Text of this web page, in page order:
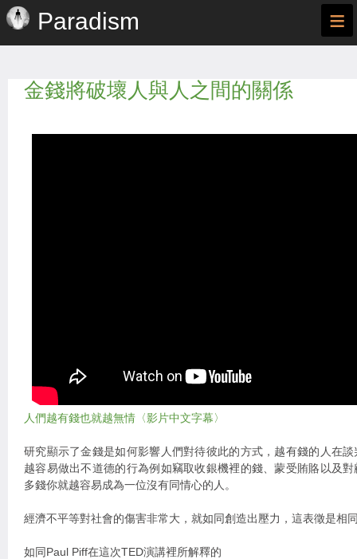
Paradism ≡
金錢將破壞人與人之間的關係
人們越有錢也就越無情〈影片中文字幕〉
研究顯示了金錢是如何影響人們對待彼此的方式，越有錢的人在
越容易做出不道德的行為例如竊取收銀機裡的錢、蒙受賄賂以及
多錢你就越容易成為一位沒有同情心的人。
經濟不平等對社會的傷害非常大，就如同創造出壓力，這表徵是相
如同Paul Piff在這次TED演講裡所解釋的